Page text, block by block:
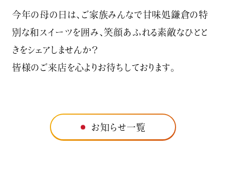
今年の母の日は、ご家族みんなで甘味処鎌倉の特
別な和スイーツを囲み、笑顔あふれる素敵なひとと
きをシェアしませんか？
皆様のご来店を心よりお待ちしております。
お知らせ一覧